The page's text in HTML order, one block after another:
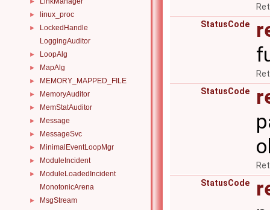
► linux_proc
►
LockedHandle
LoggingAuditor
► LoopAlg
► MapAlg
► MEMORY_MAPPED_FILE
► MemoryAuditor
► MemStatAuditor
► Message
► MessageSvc
► MinimalEventLoopMgr
► ModuleIncident
►
ModuleLoadedIncident
MonotonicArena
► MsgStream
StatusCode
StatusCode
StatusCode